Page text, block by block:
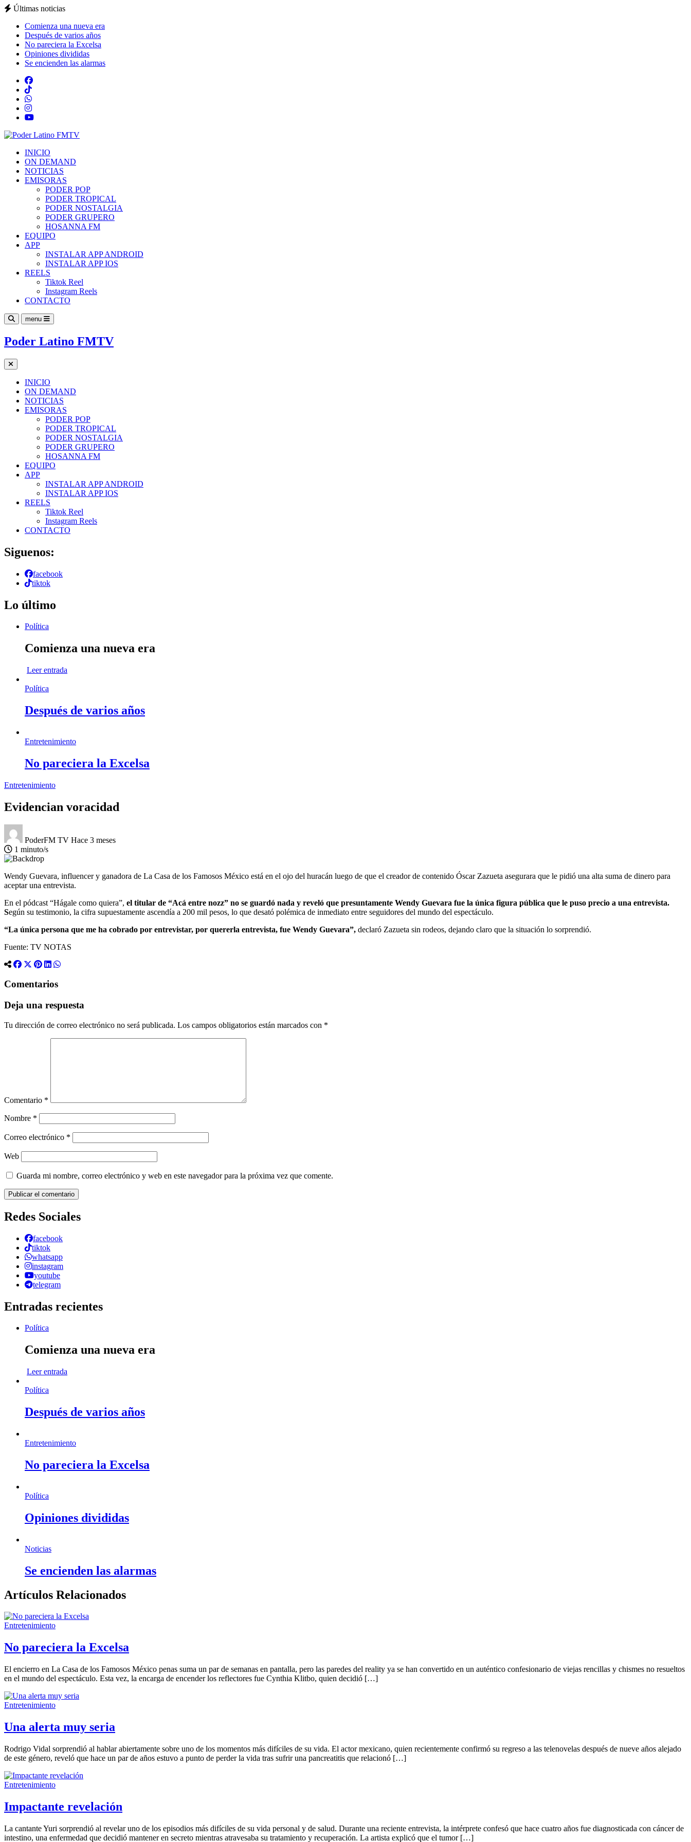
Últimas noticias
Comienza una nueva era
Después de varios años
No pareciera la Excelsa
Opiniones divididas
Se encienden las alarmas
INICIO
ON DEMAND
NOTICIAS
EMISORAS
PODER POP
PODER TROPICAL
PODER NOSTALGIA
PODER GRUPERO
HOSANNA FM
EQUIPO
APP
INSTALAR APP ANDROID
INSTALAR APP IOS
REELS
Tiktok Reel
Instagram Reels
CONTACTO
menu
Poder Latino FMTV
INICIO
ON DEMAND
NOTICIAS
EMISORAS
PODER POP
PODER TROPICAL
PODER NOSTALGIA
PODER GRUPERO
HOSANNA FM
EQUIPO
APP
INSTALAR APP ANDROID
INSTALAR APP IOS
REELS
Tiktok Reel
Instagram Reels
CONTACTO
Siguenos:
facebook
tiktok
Lo último
Política
Comienza una nueva era
Leer entrada
Política
Después de varios años
Entretenimiento
No pareciera la Excelsa
Entretenimiento
Evidencian voracidad
PoderFM TV Hace 3 meses
1 minuto/s
Wendy Guevara, influencer y ganadora de La Casa de los Famosos México está en el ojo del huracán luego de que el creador de contenido Óscar Zazueta asegurara que le pidió una alta suma de dinero para
aceptar una entrevista.
En el pódcast “Hágale como quiera”, el titular de “Acá entre nozz” no se guardó nada y reveló que presuntamente Wendy Guevara fue la única figura pública que le puso precio a una entrevista.
Según su testimonio, la cifra supuestamente ascendía a 200 mil pesos, lo que desató polémica de inmediato entre seguidores del mundo del espectáculo.
“La única persona que me ha cobrado por entrevistar, por quererla entrevista, fue Wendy Guevara”, declaró Zazueta sin rodeos, dejando claro que la situación lo sorprendió.
Fuente: TV NOTAS
Comentarios
Deja una respuesta
Tu dirección de correo electrónico no será publicada. Los campos obligatorios están marcados con *
Comentario *
Nombre *
Correo electrónico *
Web
Guarda mi nombre, correo electrónico y web en este navegador para la próxima vez que comente.
Redes Sociales
facebook
tiktok
whatsapp
instagram
youtube
telegram
Entradas recientes
Política
Comienza una nueva era
Leer entrada
Política
Después de varios años
Entretenimiento
No pareciera la Excelsa
Política
Opiniones divididas
Noticias
Se encienden las alarmas
Artículos Relacionados
Entretenimiento
No pareciera la Excelsa
El encierro en La Casa de los Famosos México penas suma un par de semanas en pantalla, pero las paredes del reality ya se han convertido en un auténtico confesionario de viejas rencillas y chismes no resueltos
en el mundo del espectáculo. Esta vez, la encarga de encender los reflectores fue Cynthia Klitbo, quien decidió […]
Entretenimiento
Una alerta muy seria
Rodrigo Vidal sorprendió al hablar abiertamente sobre uno de los momentos más difíciles de su vida. El actor mexicano, quien recientemente confirmó su regreso a las telenovelas después de nueve años alejado
de este género, reveló que hace un par de años estuvo a punto de perder la vida tras sufrir una pancreatitis que relacionó […]
Entretenimiento
Impactante revelación
La cantante Yuri sorprendió al revelar uno de los episodios más difíciles de su vida personal y de salud. Durante una reciente entrevista, la intérprete confesó que hace cuatro años fue diagnosticada con cáncer de
intestino, una enfermedad que decidió mantener en secreto mientras atravesaba su tratamiento y recuperación. La artista explicó que el tumor […]